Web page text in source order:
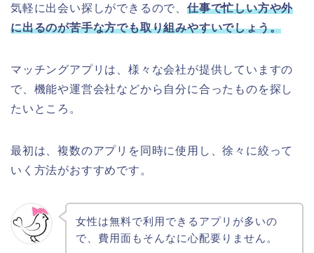
気軽に出会い探しができるので、 仕事で忙しい方や外
に出るのが苦手な方でも取り組みやすいでしょう。
マッチングアプリは、様々な会社が提供していますの
で、機能や運営会社などから自分に合ったものを探し
たいところ。
最初は、複数のアプリを同時に使用し、徐々に絞って
いく方法がおすすめです。
女性は無料で利用できるアプリが多いの
で、費用面もそんなに心配要りません。